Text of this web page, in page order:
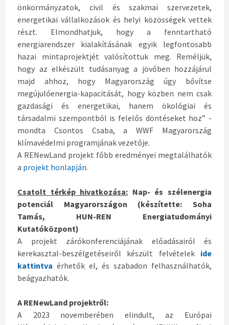
önkormányzatok, civil és szakmai szervezetek,
energetikai vállalkozások és helyi közösségek vettek
részt. Elmondhatjuk, hogy a fenntartható
energiarendszer kialakításának egyik legfontosabb
hazai mintaprojektjét valósítottuk meg. Reméljük,
hogy az elkészült tudásanyag a jövőben hozzájárul
majd ahhoz, hogy Magyarország úgy bővítse
megújulóenergia-kapacitását, hogy közben nem csak
gazdasági és energetikai, hanem ökológiai és
társadalmi szempontból is felelős döntéseket hoz” -
mondta Csontos Csaba, a WWF Magyarország
klímavédelmi programjának vezetője.
A RENewLand projekt főbb eredményei megtalálhatók
a projekt honlapján.
Csatolt térkép hivatkozása: Nap- és szélenergia
potenciál Magyarországon (készítette: Soha
Tamás, HUN-REN Energiatudományi
Kutatóközpont)
A projekt zárókonferenciájának előadásairól és
kerekasztal-beszélgetéseiről készült felvételek ide
kattintva érhetők el, és szabadon felhasználhatók,
beágyazhatók.
A RENewLand projektről:
A 2023 novemberében elindult, az Európai